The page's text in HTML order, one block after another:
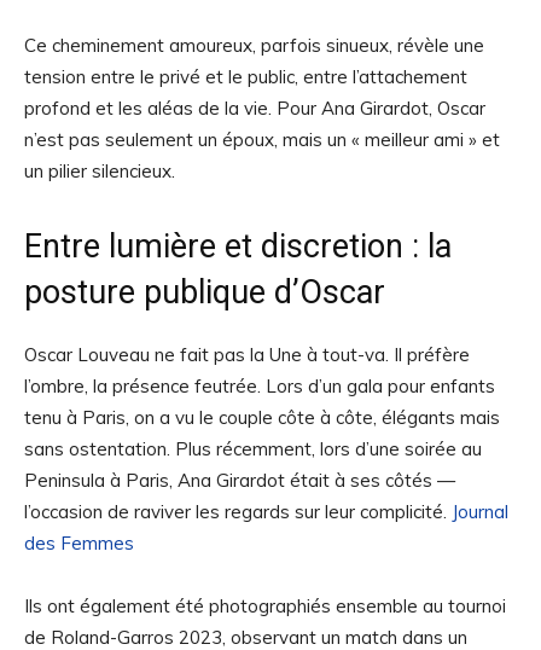
Ce cheminement amoureux, parfois sinueux, révèle une
tension entre le privé et le public, entre l’attachement
profond et les aléas de la vie. Pour Ana Girardot, Oscar
n’est pas seulement un époux, mais un « meilleur ami » et
un pilier silencieux.
Entre lumière et discretion : la
posture publique d’Oscar
Oscar Louveau ne fait pas la Une à tout-va. Il préfère
l’ombre, la présence feutrée. Lors d’un gala pour enfants
tenu à Paris, on a vu le couple côte à côte, élégants mais
sans ostentation. Plus récemment, lors d’une soirée au
Peninsula à Paris, Ana Girardot était à ses côtés —
l’occasion de raviver les regards sur leur complicité. Journal
des Femmes
Ils ont également été photographiés ensemble au tournoi
de Roland-Garros 2023, observant un match dans un